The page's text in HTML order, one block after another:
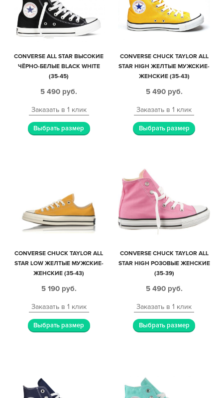
CONVERSE ALL STAR ВЫСОКИЕ
ЧЁРНО-БЕЛЫЕ BLACK WHITE
(35-45)
5 490 руб.
Заказать в 1 клик
Выбрать размер
CONVERSE CHUCK TAYLOR ALL
STAR HIGH ЖЕЛТЫЕ МУЖСКИЕ-
ЖЕНСКИЕ (35-43)
5 490 руб.
Заказать в 1 клик
Выбрать размер
CONVERSE CHUCK TAYLOR ALL
STAR LOW ЖЕЛТЫЕ МУЖСКИЕ-
ЖЕНСКИЕ (35-43)
5 190 руб.
Заказать в 1 клик
Выбрать размер
CONVERSE CHUCK TAYLOR ALL
STAR HIGH РОЗОВЫЕ ЖЕНСКИЕ
(35-39)
5 490 руб.
Заказать в 1 клик
Выбрать размер